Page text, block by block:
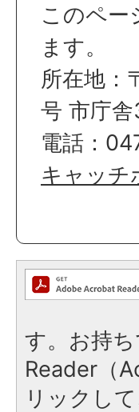
このペー
ます。
所在地：
号 市庁
電話：
キャッチ
す。お持
Reader（
リックし